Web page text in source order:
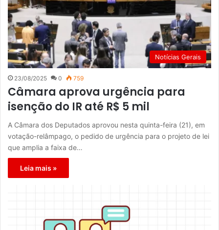
Notícias Gerais
23/08/2025 0 759
Câmara aprova urgência para
isenção do IR até R$ 5 mil
A Câmara dos Deputados aprovou nesta quinta-feira (21), em
votação-relâmpago, o pedido de urgência para o projeto de lei
que amplia a faixa de…
Leia mais »